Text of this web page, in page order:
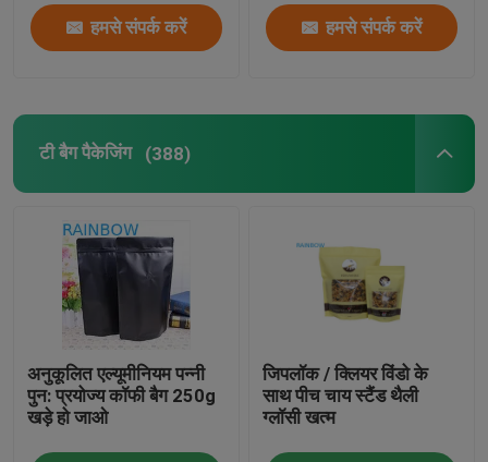
हमसे संपर्क करें हमसे संपर्क करें
टी बैग पैकेजिंग (388)
अनुकूलित एल्यूमीनियम पन्नी
पुन: प्रयोज्य कॉफी बैग 250g
खड़े हो जाओ
जिपलॉक / क्लियर विंडो के
साथ पीच चाय स्टैंड थैली
ग्लॉसी खत्म